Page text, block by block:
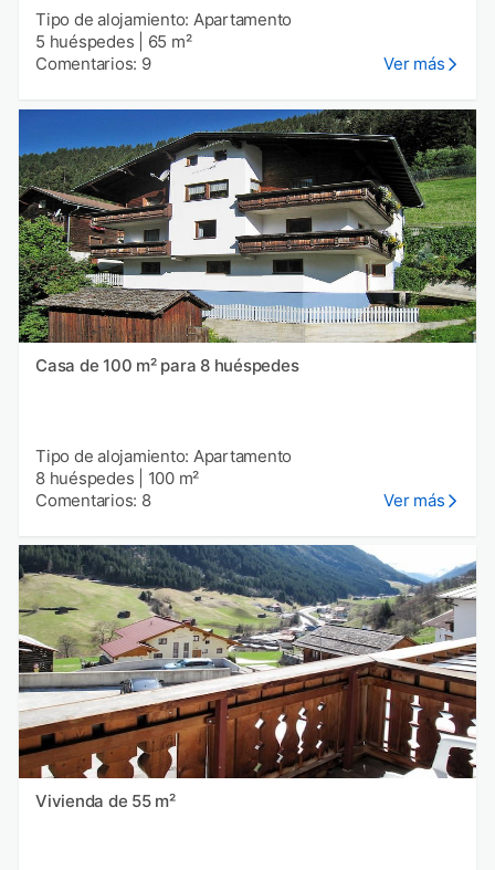
Tipo de alojamiento: Apartamento
5 huéspedes
65 m²
Comentarios: 9
Ver más
Casa de 100 m² para 8 huéspedes
Tipo de alojamiento: Apartamento
8 huéspedes
100 m²
Comentarios: 8
Ver más
Vivienda de 55 m²